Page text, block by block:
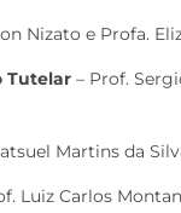
Nizato e Profa.
Tutelar – Prof.
Martins da
Luiz Carlos